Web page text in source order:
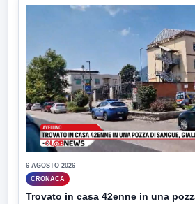
6 AGOSTO 2026
CRONACA
Trovato in casa 42enne in una